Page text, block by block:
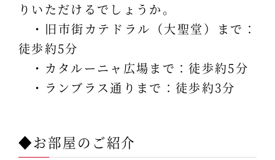
りいただけるでしょうか。
・旧市街カテドラル（大聖堂）まで：
徒歩約5分
・カタルーニャ広場まで：徒歩約5分
・ランブラス通りまで：徒歩約3分
◆お部屋のご紹介